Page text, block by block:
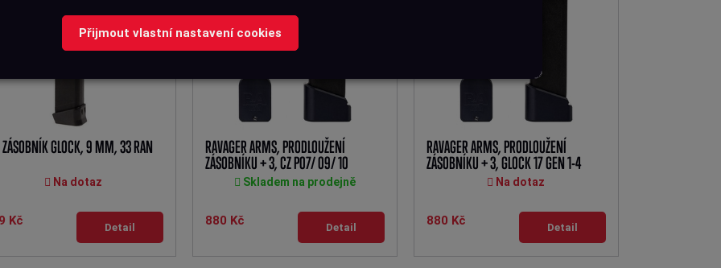
Přijmout vlastní nastavení cookies
GLOCK, 9 MM, 33 RAN
Na dotaz
Kč Detail
RAVAGER ARMS, PRODLOUŽENÍ
ZÁSOBNÍKU + 3, CZ P07/ 09/ 10
Skladem na prodejně
880 Kč Detail
RAVAGER ARMS, PRODLOUŽENÍ
ZÁSOBNÍKU + 3, GLOCK 17 GEN 1-4
Na dotaz
880 Kč Detail